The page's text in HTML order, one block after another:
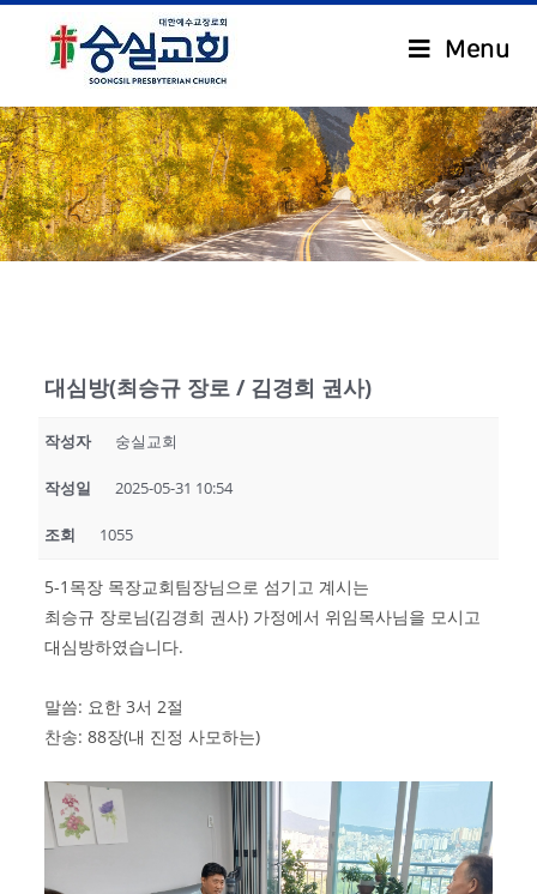
Menu
.
대심방(최승규 장로 / 김경희 권사)
작성자 숭실교회
작성일 2025-05-31 10:54
조회 1055
5-1목장 목장교회팀장님으로 섬기고 계시는
최승규 장로님(김경희 권사) 가정에서 위임목사님을 모시고
대심방하였습니다.
말씀: 요한 3서 2절
찬송: 88장(내 진정 사모하는)